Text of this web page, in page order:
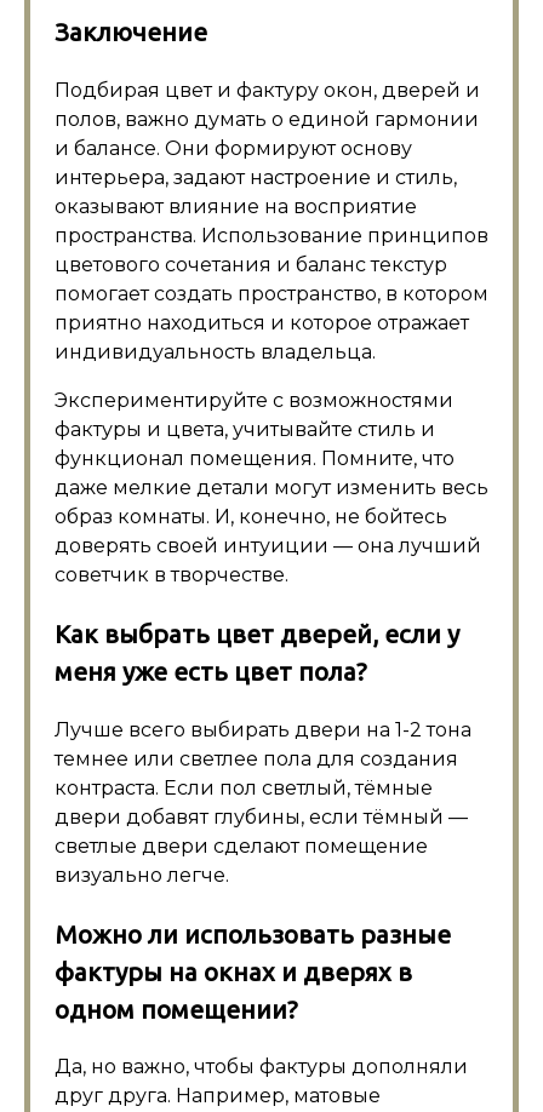
Заключение
Подбирая цвет и фактуру окон, дверей и
полов, важно думать о единой гармонии
и балансе. Они формируют основу
интерьера, задают настроение и стиль,
оказывают влияние на восприятие
пространства. Использование принципов
цветового сочетания и баланс текстур
помогает создать пространство, в котором
приятно находиться и которое отражает
индивидуальность владельца.
Экспериментируйте с возможностями
фактуры и цвета, учитывайте стиль и
функционал помещения. Помните, что
даже мелкие детали могут изменить весь
образ комнаты. И, конечно, не бойтесь
доверять своей интуиции — она лучший
советчик в творчестве.
Как выбрать цвет дверей, если у
меня уже есть цвет пола?
Лучше всего выбирать двери на 1-2 тона
темнее или светлее пола для создания
контраста. Если пол светлый, тёмные
двери добавят глубины, если тёмный —
светлые двери сделают помещение
визуально легче.
Можно ли использовать разные
фактуры на окнах и дверях в
одном помещении?
Да, но важно, чтобы фактуры дополняли
друг друга. Например, матовые